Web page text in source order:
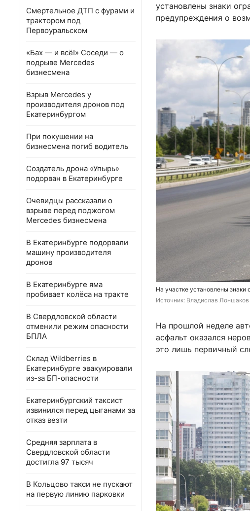
Смертельное ДТП с фурами и
трактором под
Первоуральском
«Бах — и всё!» Соседи — о
подрыве Mercedes
бизнесмена
Взрыв Mercedes у
производителя дронов под
Екатеринбургом
При покушении на
бизнесмена погиб водитель
Создатель дрона «Упырь»
подорван в Екатеринбурге
Очевидцы рассказали о
взрыве перед поджогом
Mercedes бизнесмена
В Екатеринбурге подорвали
машину производителя
дронов
В Екатеринбурге яма
пробивает колёса на тракте
В Свердловской области
отменили режим опасности
БПЛА
Склад Wildberries в
Екатеринбурге эвакуировали
из-за БП-опасности
Екатеринбургский таксист
извинился перед цыганами за
отказ везти
Средняя зарплата в
Свердловской области
достигла 97 тысяч
В Кольцово такси не пускают
на первую линию парковки
установлены знаки
предупреждения о
На участке установлены знаки
Источник: Владислав Лоншаков
На прошлой неделе
асфальт оказался
это лишь первичный